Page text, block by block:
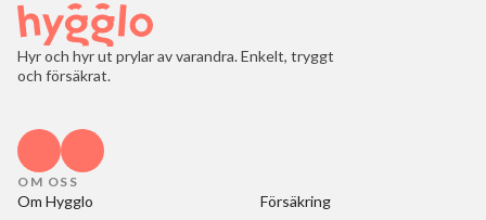
Hyr och hyr ut prylar av varandra. Enkelt, tryggt
och försäkrat.
OM OSS
Om Hygglo
Försäkring